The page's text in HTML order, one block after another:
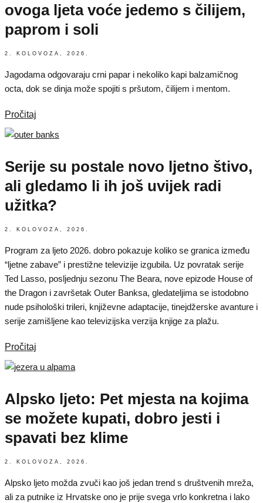
ovoga ljeta voće jedemo s čilijem,
paprom i soli
2. KOLOVOZA, 2026.
Jagodama odgovaraju crni papar i nekoliko kapi balzamičnog
octa, dok se dinja može spojiti s pršutom, čilijem i mentom.
Pročitaj
Serije su postale novo ljetno štivo,
ali gledamo li ih još uvijek radi
užitka?
2. KOLOVOZA, 2026.
Program za ljeto 2026. dobro pokazuje koliko se granica između
“ljetne zabave” i prestižne televizije izgubila. Uz povratak serije
Ted Lasso, posljednju sezonu The Beara, nove epizode House of
the Dragon i završetak Outer Banksa, gledateljima se istodobno
nude psihološki trileri, književne adaptacije, tinejdžerske avanture i
serije zamišljene kao televizijska verzija knjige za plažu.
Pročitaj
Alpsko ljeto: Pet mjesta na kojima
se možete kupati, dobro jesti i
spavati bez klime
2. KOLOVOZA, 2026.
Alpsko ljeto možda zvuči kao još jedan trend s društvenih mreža,
ali za putnike iz Hrvatske ono je prije svega vrlo konkretna i lako